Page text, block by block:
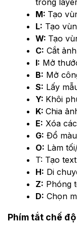
M: Tạo
L: Tạo
W: Tạo
C: Cắt
I: Mở
B: Mở
S: Lấy
Y: Khôi
K: Chia
E: Xóa
G: Đổ
O: Làm
T: Tạo
H: Di
Z: Phóng
D: Chọn
Phím tắt chế